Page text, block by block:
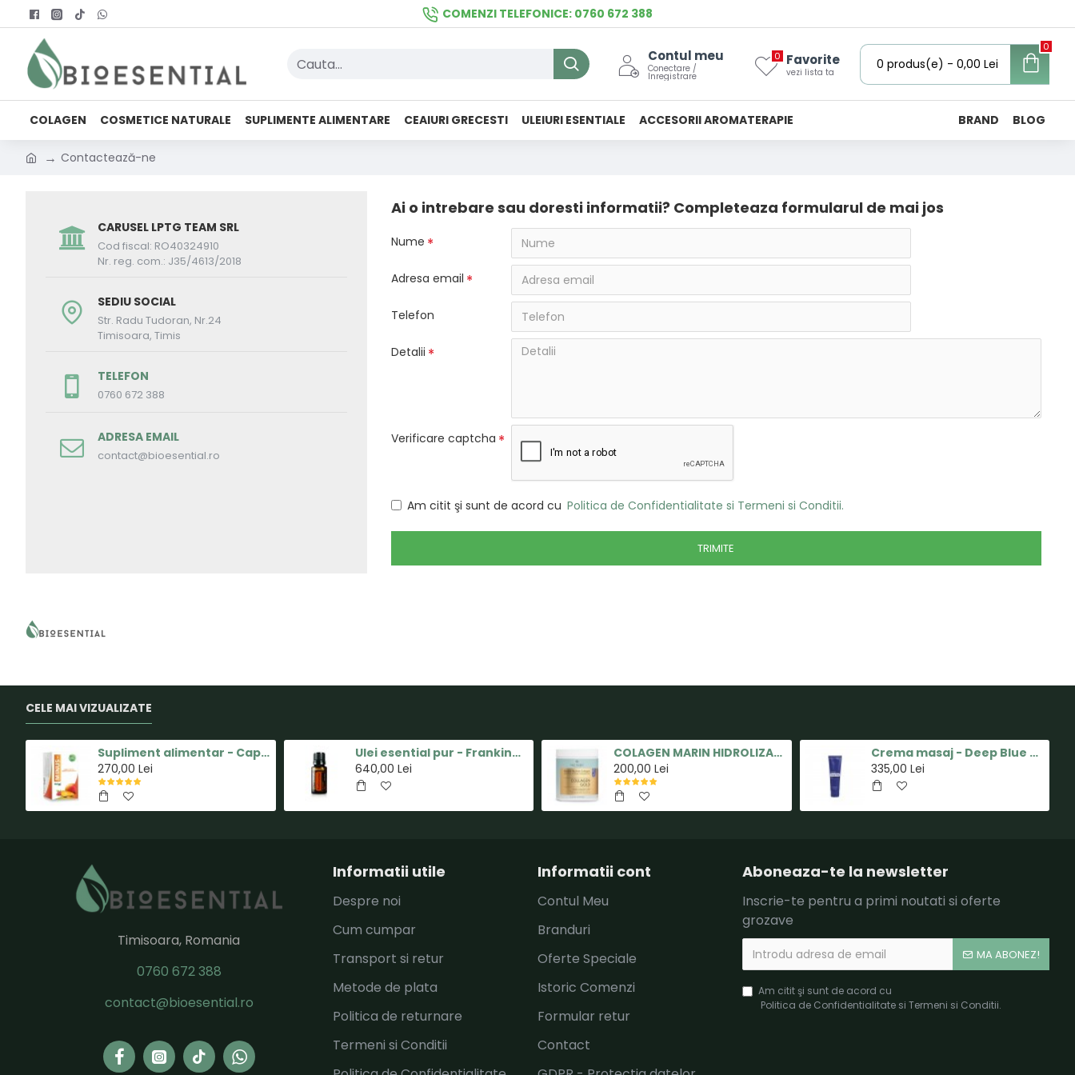
COMENZI TELEFONICE: 0760 672 388
Contul meu
Conectare /
Inregistrare
Favorite
vezi lista ta
0 0 produs(e) - 0,00 Lei
0
COLAGEN COSMETICE NATURALE SUPLIMENTE ALIMENTARE CEAIURI GRECESTI ULEIURI ESENTIALE ACCESORII AROMATERAPIE BRAND BLOG
Contactează-ne
CARUSEL LPTG TEAM SRL
Cod fiscal: RO40324910
Nr. reg. com.: J35/4613/2018
SEDIU SOCIAL
Str. Radu Tudoran, Nr.24
Timisoara, Timis
TELEFON
0760 672 388
ADRESA EMAIL
contact@bioesential.ro
Ai o intrebare sau doresti informatii? Completeaza formularul de mai jos
Nume
Adresa email
Telefon
Detalii
Verificare captcha
Am citit şi sunt de acord cu Politica de Confidentialitate si Termeni si Conditii.
TRIMITE
CELE MAI VIZUALIZATE
Supliment alimentar - Capsula MINUS - Pastile pentru Slabit 100% Naturale - Herbal New Life
270,00 Lei
Ulei esential pur - Frankincense(Tamaie) - 15ml - doTERRA
640,00 Lei
COLAGEN MARIN HIDROLIZAT GOLD pentru OASE SI PIELE - 165gr - Vild Nord
200,00 Lei
Crema masaj - Deep Blue Rub - 120ml - doTERRA
335,00 Lei
Timisoara, Romania
0760 672 388
contact@bioesential.ro
Informatii utile
Despre noi
Cum cumpar
Transport si retur
Metode de plata
Politica de returnare
Termeni si Conditii
Informatii cont
Contul Meu
Branduri
Oferte Speciale
Istoric Comenzi
Formular retur
Contact
Aboneaza-te la newsletter
Inscrie-te pentru a primi noutati si oferte
grozave
MA ABONEZ!
Am citit şi sunt de acord cu
Politica de Confidentialitate si Termeni si Conditii.